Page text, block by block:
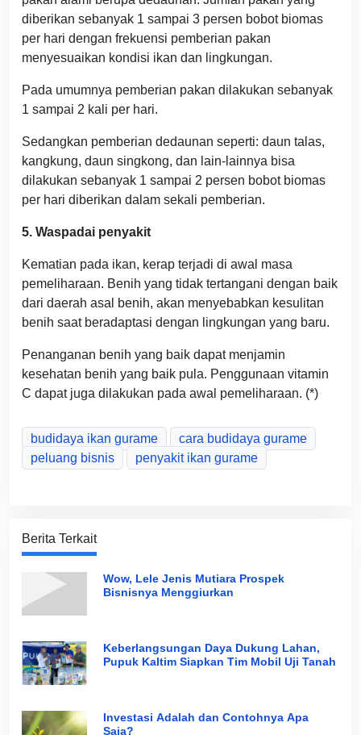
diberikan sebanyak 1 sampai 3 persen bobot biomas
per hari dengan frekuensi pemberian pakan
menyesuaikan kondisi ikan dan lingkungan.
Pada umumnya pemberian pakan dilakukan sebanyak
1 sampai 2 kali per hari.
Sedangkan pemberian dedaunan seperti: daun talas,
kangkung, daun singkong, dan lain-lainnya bisa
dilakukan sebanyak 1 sampai 2 persen bobot biomas
per hari diberikan dalam sekali pemberian.
5. Waspadai penyakit
Kematian pada ikan, kerap terjadi di awal masa
pemeliharaan. Benih yang tidak tertangani dengan baik
dari daerah asal benih, akan menyebabkan kesulitan
benih saat beradaptasi dengan lingkungan yang baru.
Penanganan benih yang baik dapat menjamin
kesehatan benih yang baik pula. Penggunaan vitamin
C dapat juga dilakukan pada awal pemeliharaan. (*)
budidaya ikan gurame
cara budidaya gurame
peluang bisnis
penyakit ikan gurame
Berita Terkait
Wow, Lele Jenis Mutiara Prospek
Bisnisnya Menggiurkan
Keberlangsungan Daya Dukung Lahan,
Pupuk Kaltim Siapkan Tim Mobil Uji Tanah
Investasi Adalah dan Contohnya Apa
Saja?